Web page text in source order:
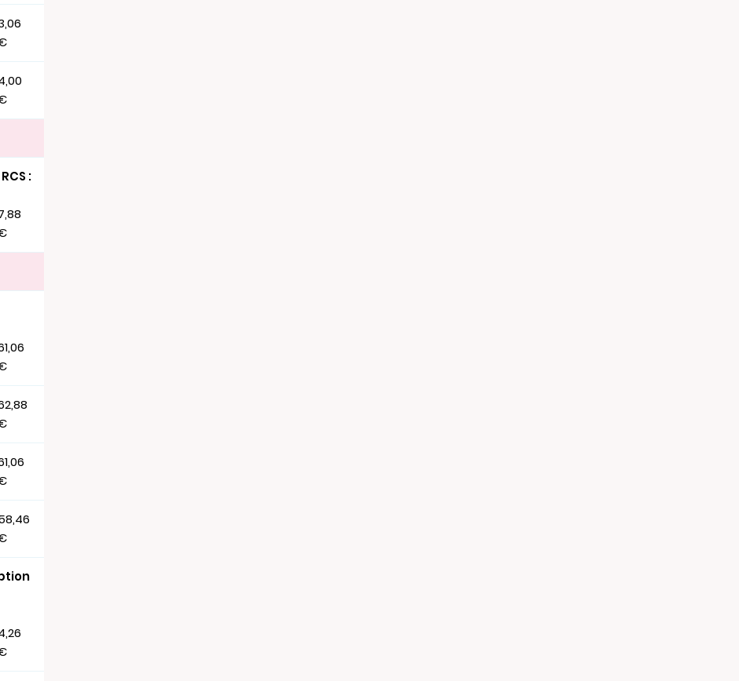
: